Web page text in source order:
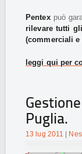
Pentexpuò
rilevare tutti
(commerciali
leggi qui per
Puglia.
13 lug 2011 |